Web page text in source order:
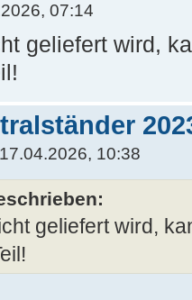
07:14
geliefert wird,
10:38
geliefert wird,